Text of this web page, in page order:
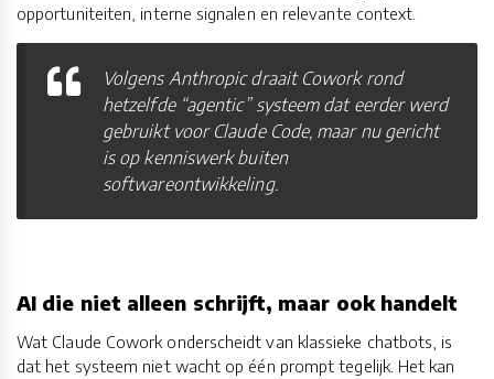
opportuniteiten, interne signalen en relevante context.
Volgens Anthropic draait Cowork rond
hetzelfde “agentic” systeem dat eerder werd
gebruikt voor Claude Code, maar nu gericht
is op kenniswerk buiten
softwareontwikkeling.
AI die niet alleen schrijft, maar ook handelt
Wat Claude Cowork onderscheidt van klassieke chatbots, is
dat het systeem niet wacht op één prompt tegelijk. Het kan